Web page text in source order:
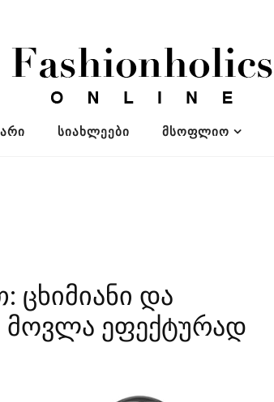
ᲡᲘᲐᲮᲚᲔᲔᲑᲘ ᲛᲡᲝᲤᲚᲘᲝ
ცხიმიანი და
მოვლა ეფექტურად